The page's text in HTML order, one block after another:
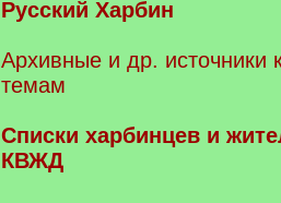
Русский Харбин
Архивные и др. источники
темам
Cписки харбинцев и
КВЖД